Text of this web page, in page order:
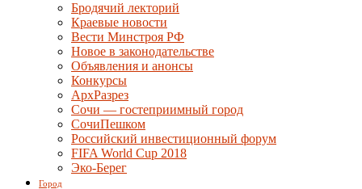
Бродячий лекторий
Краевые новости
Вести Минстроя РФ
Новое в законодательстве
Объявления и анонсы
Конкурсы
АрхРазрез
Сочи — гостеприимный город
СочиПешком
Российский инвестиционный форум
FIFA World Cup 2018
Эко-Берег
Город